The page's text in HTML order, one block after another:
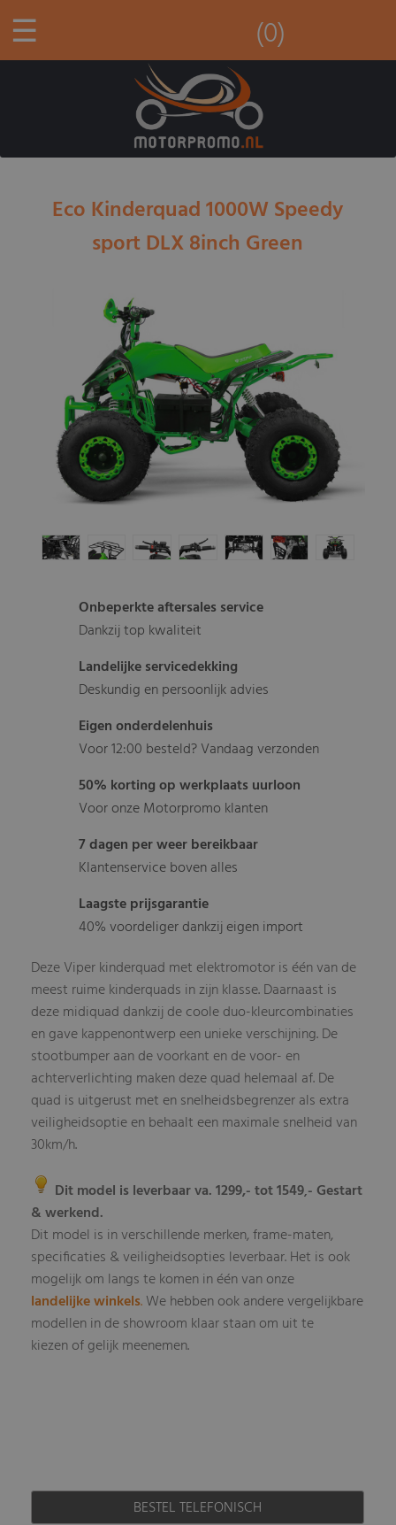
☰ (0)
Eco Kinderquad 1000W Speedy
sport DLX 8inch Green
Onbeperkte aftersales service
Dankzij top kwaliteit
Landelijke servicedekking
Deskundig en persoonlijk advies
Eigen onderdelenhuis
Voor 12:00 besteld? Vandaag verzonden
50% korting op werkplaats uurloon
Voor onze Motorpromo klanten
7 dagen per weer bereikbaar
Klantenservice boven alles
Laagste prijsgarantie
40% voordeliger dankzij eigen import
Deze Viper kinderquad met elektromotor is één van de
meest ruime kinderquads in zijn klasse. Daarnaast is
deze midiquad dankzij de coole duo-kleurcombinaties
en gave kappenontwerp een unieke verschijning. De
stootbumper aan de voorkant en de voor- en
achterverlichting maken deze quad helemaal af. De
quad is uitgerust met en snelheidsbegrenzer als extra
veiligheidsoptie en behaalt een maximale snelheid van
30km/h.
Dit model is leverbaar va. 1299,- tot 1549,- Gestart
& werkend.
Dit model is in verschillende merken, frame-maten,
specificaties & veiligheidsopties leverbaar. Het is ook
mogelijk om langs te komen in één van onze
landelijke winkels.We hebben ook andere vergelijkbare
modellen in de showroom klaar staan om uit te
kiezen of gelijk meenemen.
BESTEL TELEFONISCH